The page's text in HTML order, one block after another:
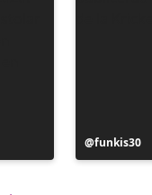
Inlägg
publicerat
funkis30